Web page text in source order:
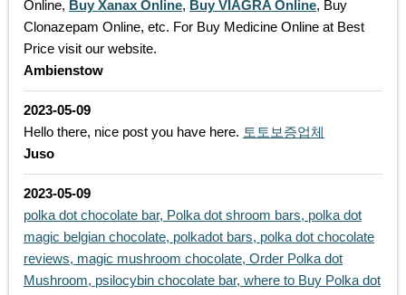
Online, Buy Xanax Online, Buy VIAGRA Online, Buy
Clonazepam Online, etc. For Buy Medicine Online at Best
Price visit our website.
Ambienstow
2023-05-09
Hello there, nice post you have here. 토토보증업체
Juso
2023-05-09
polka dot chocolate bar, Polka dot shroom bars, polka dot
magic belgian chocolate, polkadot bars, polka dot chocolate
reviews, magic mushroom chocolate, Order Polka dot
Mushroom, psilocybin chocolate bar, where to Buy Polka dot